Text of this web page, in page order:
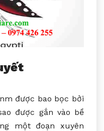
được bao bọc bởi
được gắn vào bề
một đoạn xuyên